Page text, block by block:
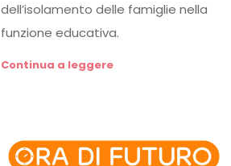
dell’isolamento delle famiglie nella
funzione educativa.
Continua a leggere